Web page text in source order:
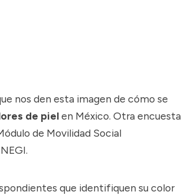
nos den esta imagen de cómo se
de pielen México. Otra encuesta
de Movilidad Social
que identifiquen su color